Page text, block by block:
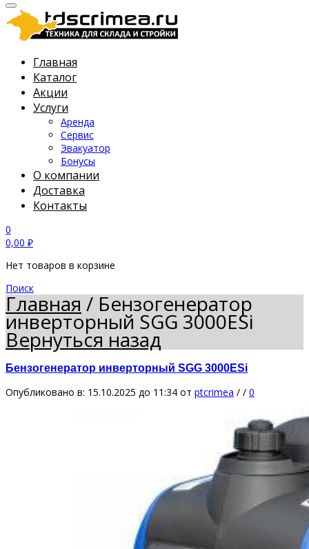
Главная
Каталог
Акции
Услуги
Аренда
Сервис
Эвакуатор
Бонусы
О компании
Доставка
Контакты
0
0,00 ₽
Нет товаров в корзине
Поиск
Главная/Бензогенератор
инверторный SGG 3000ESi
Вернуться назад
Бензогенератор инверторный SGG 3000ESi
Опубликовано в: 15.10.2025 до 11:34 от ptcrimea / / 0